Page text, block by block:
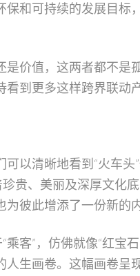
保和可持续的发展目标
是价值，这两者都不是
看到更多这样跨界联动
以清晰地看到“火车
珍贵、美丽及深厚文化
为彼此增添了一份新的
乘客”，仿佛就像“红宝
人生画卷。这幅画卷呈